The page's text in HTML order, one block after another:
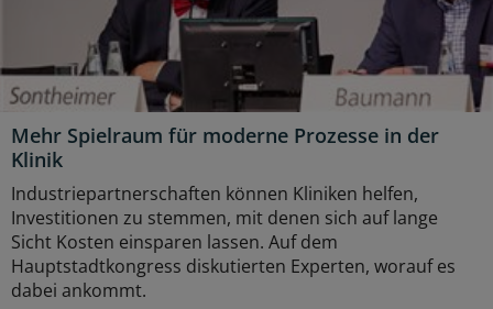
Mehr Spielraum für moderne Prozesse in der
Klinik
Industriepartnerschaften können Kliniken helfen,
Investitionen zu stemmen, mit denen sich auf lange
Sicht Kosten einsparen lassen. Auf dem
Hauptstadtkongress diskutierten Experten, worauf es
dabei ankommt.